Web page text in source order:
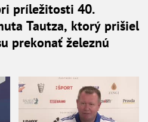
príležitosti 40.
Tautza, ktorý prišiel
prekonať železnú